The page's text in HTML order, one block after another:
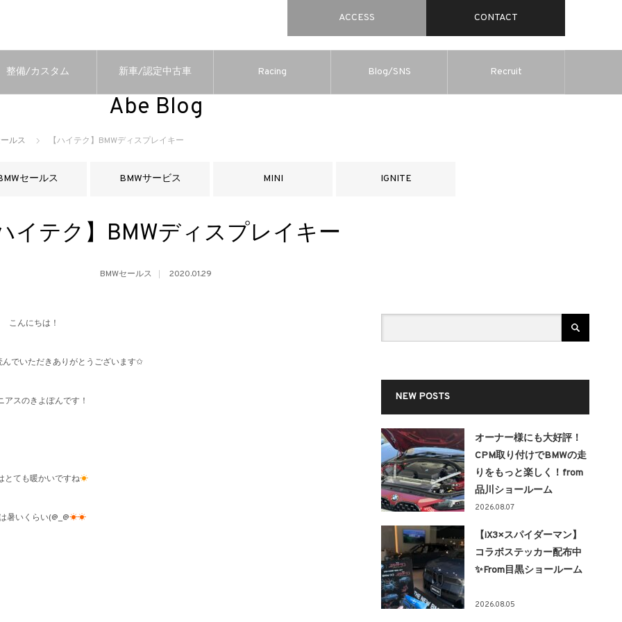
ACCESS CONTACT
整備/カスタム 新車/認定中古車 Racing Blog/SNS Recruit
Abe Blog
ルス 【ハイテク】BMWディスプレイキー
セールス BMWサービス MINI IGNITE
ハイテク】BMWディスプレイキー
BMWセールス 2020.01.29
こんにちは！
んでいただきありがとうございます✩
アスのきよぽんです！
とても暖かいですね☀
暑いくらい(@_@☀☀
NEW POSTS
オーナー様にも大好評！
CPM取り付けでBMWの走
りをもっと楽しく！from
品川ショールーム
2026.08.07
【iX3×スパイダーマン】
コラボステッカー配布中
✨From目黒ショールーム
2026.08.05